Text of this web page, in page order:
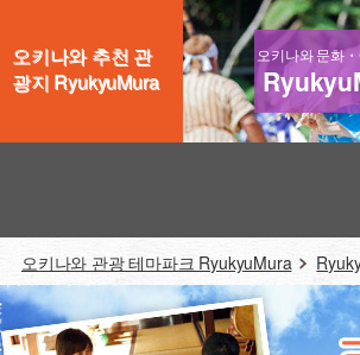
오키나와 추천 관
광지 RyukyuMura
오키나와 문화
오키나와 관광 테마파크 RyukyuMura